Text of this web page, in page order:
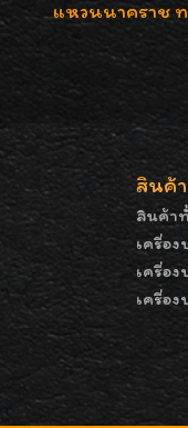
สินค้า
สินค้า
เครื่อ
เครื่อ
เครื่อ